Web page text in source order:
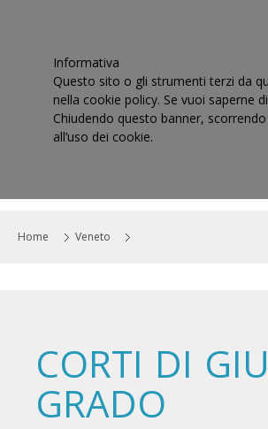
Home Veneto
CORTI DI
GRADO
Informativa
Questo sito o gli strumenti terzi da
nella cookie policy. Se vuoi saperne
Chiudendo questo banner,
all’uso dei cookie.